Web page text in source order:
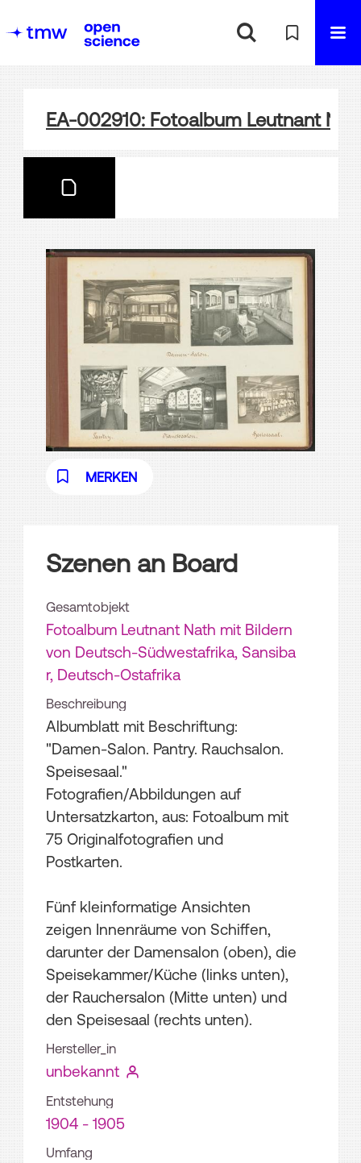
EA-002910: Fotoalbum Leutnant
MERKEN
Szenen an Board
Gesamtobjekt
Fotoalbum Leutnant Nath mit Bildern
von Deutsch-Südwestafrika, Sansiba
r, Deutsch-Ostafrika
Beschreibung
Albumblatt mit Beschriftung:
"Damen-Salon. Pantry. Rauchsalon.
Speisesaal."
Fotografien/Abbildungen auf
Untersatzkarton, aus: Fotoalbum mit
75 Originalfotografien und
Postkarten.
Fünf kleinformatige Ansichten
zeigen Innenräume von Schiffen,
darunter der Damensalon (oben), die
Speisekammer/Küche (links unten),
der Rauchersalon (Mitte unten) und
den Speisesaal (rechts unten).
Hersteller_in
unbekannt
Entstehung
1904 - 1905
Umfang